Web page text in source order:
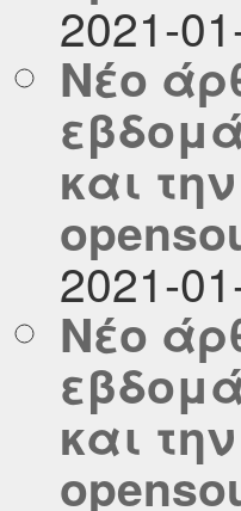
2021-
Νέο
και
2021-
Νέο
και